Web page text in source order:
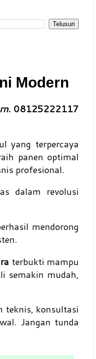
Modern
. 08125222117
yang terpercaya
panen optimal
profesional.
dalam revolusi
mendorong
terbukti mampu
semakin mudah,
teknis, konsultasi
Jangan tunda